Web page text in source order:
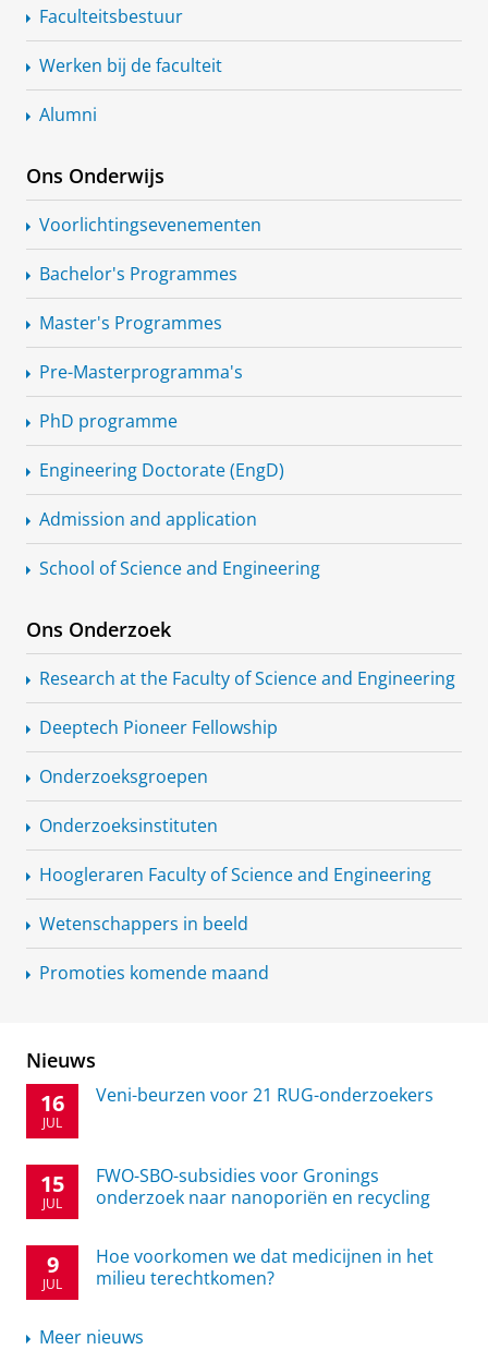
Faculteitsbestuur
Werken bij de faculteit
Alumni
Ons Onderwijs
Voorlichtingsevenementen
Bachelor's Programmes
Master's Programmes
Pre-Masterprogramma's
PhD programme
Engineering Doctorate (EngD)
Admission and application
School of Science and Engineering
Ons Onderzoek
Research at the Faculty of Science and Engineering
Deeptech Pioneer Fellowship
Onderzoeksgroepen
Onderzoeksinstituten
Hoogleraren Faculty of Science and Engineering
Wetenschappers in beeld
Promoties komende maand
Nieuws
16
JUL
Veni-beurzen voor 21 RUG-onderzoekers
15
JUL
FWO-SBO-subsidies voor Gronings
onderzoek naar nanoporiën en recycling
9
JUL
Hoe voorkomen we dat medicijnen in het
milieu terechtkomen?
Meer nieuws